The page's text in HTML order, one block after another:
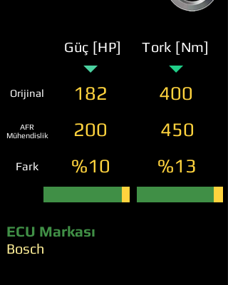
Güç [HP] Tork [Nm]
Orijinal 182 400
AFR
Mühendislik
200 450
Fark %10 %13
ECU Markası
Bosch